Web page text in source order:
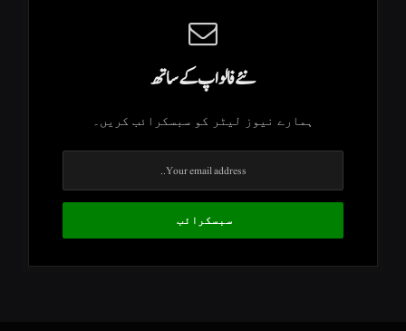
نئے فالو اپ کے ساتھ
ہمارے نیوز لیٹر کو سبسکرائب کریں۔